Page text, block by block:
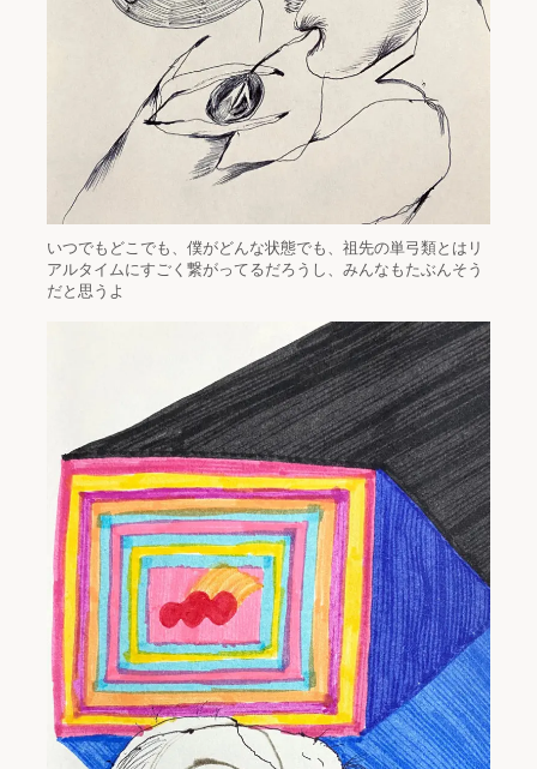
いつでもどこでも、僕がどんな状態でも、祖先の単弓類とはリ
アルタイムにすごく繋がってるだろうし、みんなもたぶんそう
だと思うよ